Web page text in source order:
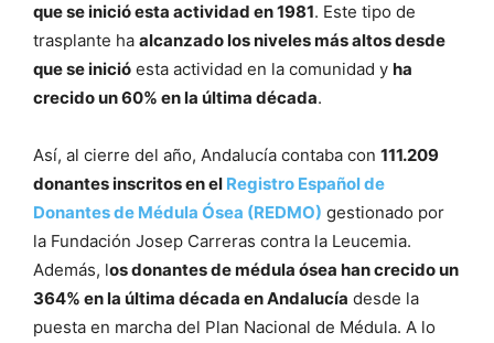
que se inició esta actividad en 1981. Este tipo de
trasplante ha alcanzado los niveles más altos desde
que se inició esta actividad en la comunidad y ha
crecido un 60% en la última década.
Así, al cierre del año, Andalucía contaba con 111.209
donantes inscritos en el Registro Español de
Donantes de Médula Ósea (REDMO) gestionado por
la Fundación Josep Carreras contra la Leucemia.
Además, los donantes de médula ósea han crecido un
364% en la última década en Andalucía desde la
puesta en marcha del Plan Nacional de Médula. A lo